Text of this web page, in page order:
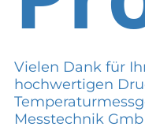
Vielen Dank für
hochwertigen
Messtechnik